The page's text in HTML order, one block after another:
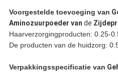
Voorgestelde toevoeging van
Aminozuurpoeder van de
Haarverzorgingproducten: 0.25-
De producten van de huidzorg:
Verpakkingsspecificatievan